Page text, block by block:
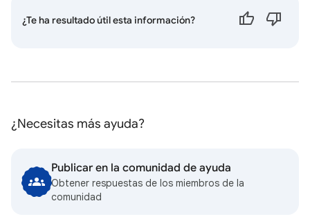
¿Te ha resultado útil esta información?
¿Necesitas más ayuda?
Publicar en la comunidad de ayuda
Obtener respuestas de los miembros de la
comunidad